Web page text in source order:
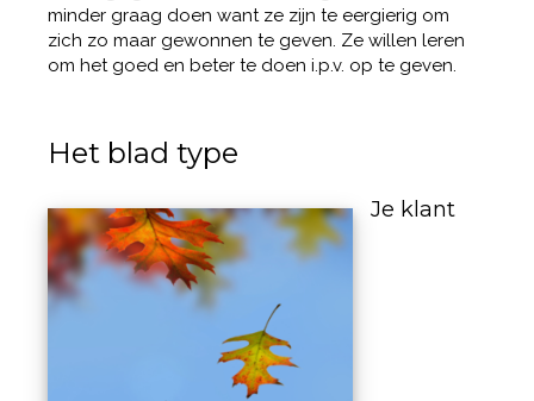
minder graag doen want ze zijn te eergierig om
zich zo maar gewonnen te geven. Ze willen leren
om het goed en beter te doen i.p.v. op te geven.
Het blad type
Je klant